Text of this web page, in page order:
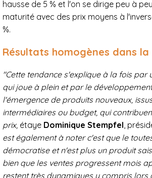
hausse de 5 % et l'on se dirige peu à
maturité avec des prix moyens à
%.
Résultats homogènes dans
"Cette tendance s'explique à la fois par
qui joue à plein et par le
l'émergence de produits nouveaux,
intermédiaires ou budget, qui
prix, étaye Dominique Stempfel ,
est également à noter c'est que le
démocratise et n'est plus un produit
bien que les ventes progressent mois
restent très dynamiques y compris lors